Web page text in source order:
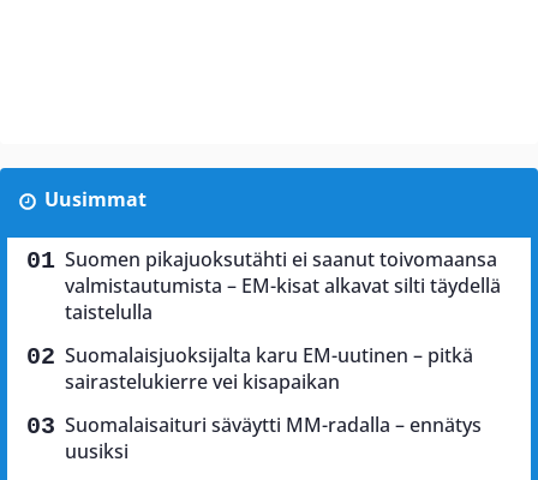
Uusimmat
Suomen pikajuoksutähti ei saanut toivomaansa
valmistautumista – EM-kisat alkavat silti täydellä
taistelulla
Suomalaisjuoksijalta karu EM-uutinen – pitkä
sairastelukierre vei kisapaikan
Suomalaisaituri säväytti MM-radalla – ennätys
uusiksi